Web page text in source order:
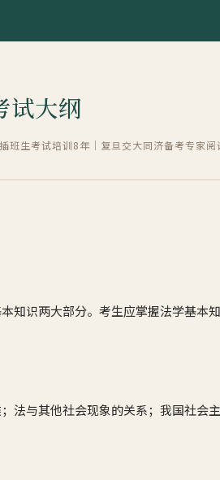
试大纲
班生考试培训8年｜复旦交大同济备考专家阅
知识两大部分。考生应掌握法学基本
法与其他社会现象的关系；我国社会